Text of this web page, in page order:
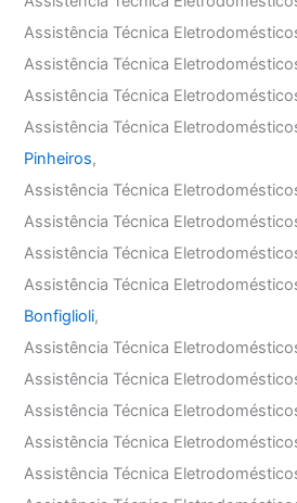
Assistência Técnica
Assistência Técnica
Assistência Técnica
Assistência Técnica
Pinheiros,
Assistência Técnica
Assistência Técnica
Assistência Técnica
Assistência Técnica
Bonfiglioli,
Assistência Técnica
Assistência Técnica
Assistência Técnica
Assistência Técnica
Assistência Técnica